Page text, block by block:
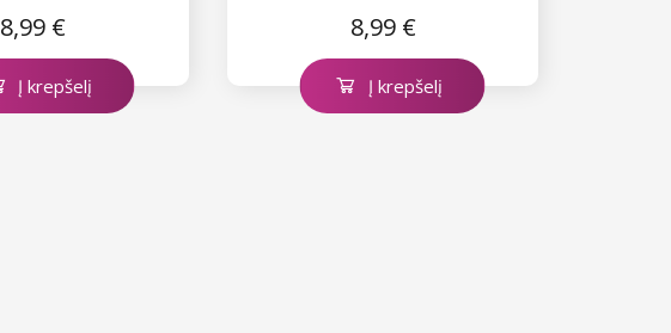
8,99 €
Į krepšelį
8,99 €
Į krepšelį